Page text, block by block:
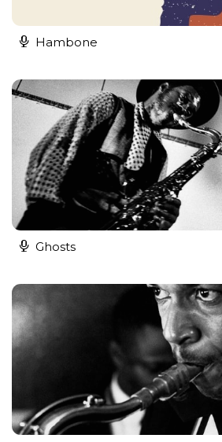
Hambone
Ghosts